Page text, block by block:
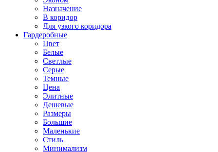
Назначение
В коридор
Для узкого коридора
Гардеробные
Цвет
Белые
Светлые
Серые
Темные
Цена
Элитные
Дешевые
Размеры
Большие
Маленькие
Стиль
Минимализм